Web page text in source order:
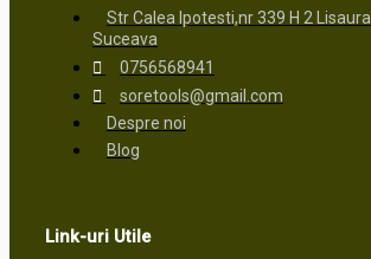
Str Calea Ipotesti,nr 339 H 2 Lisaura
Suceava
0756568941
soretools@gmail.com
Despre noi
Blog
Link-uri Utile